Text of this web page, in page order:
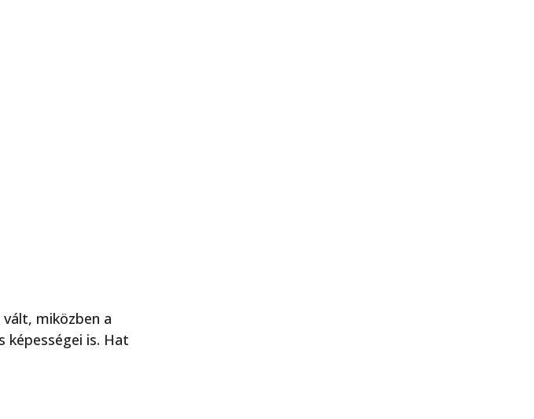
miközben a
képességei is. Hat